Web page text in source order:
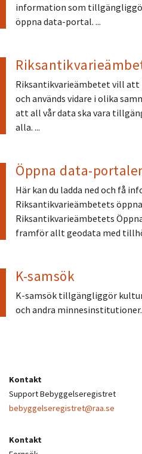
information som
öppna data-portal. ...
Riksantikvarieämbetet vill
och används vidare i olika
att all vår data ska vara
alla. ...
Öppna data-
Här kan du ladda ned och få
Riksantikvarieämbetets
Riksantikvarieämbetets
framför allt geodata med
K-samsök
K-samsök tillgängliggör
och andra minnesinstitutioner.
Kontakt
Support Bebyggelseregistret
bebyggelseregistret@raa.se
Kontakt